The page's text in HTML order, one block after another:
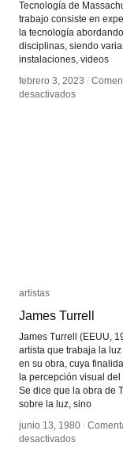
Tecnología de
trabajo consiste en
la tecnología
disciplinas, siendo
instalaciones, videos
febrero 3, 2023 /
desactivadosen
febrero 3, 2023 /
desactivadosen
artistas
James Turrell
James Turrell (EEUU,
artista que trabaja la
en su obra, cuya
la percepción visual del
Se dice que la obra de
sobre la luz, sino
junio 13, 1980 /
desactivadosen
artistas
James Turrell
junio 13, 1980 /
desactivadosen